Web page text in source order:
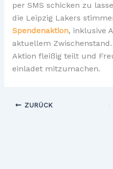
per SMS schicken zu
die Leipzig Lakers
Spendenaktion, inklusive
aktuellem
Aktion fleißig teilt und
einladet mitzumachen.
ZURÜCK